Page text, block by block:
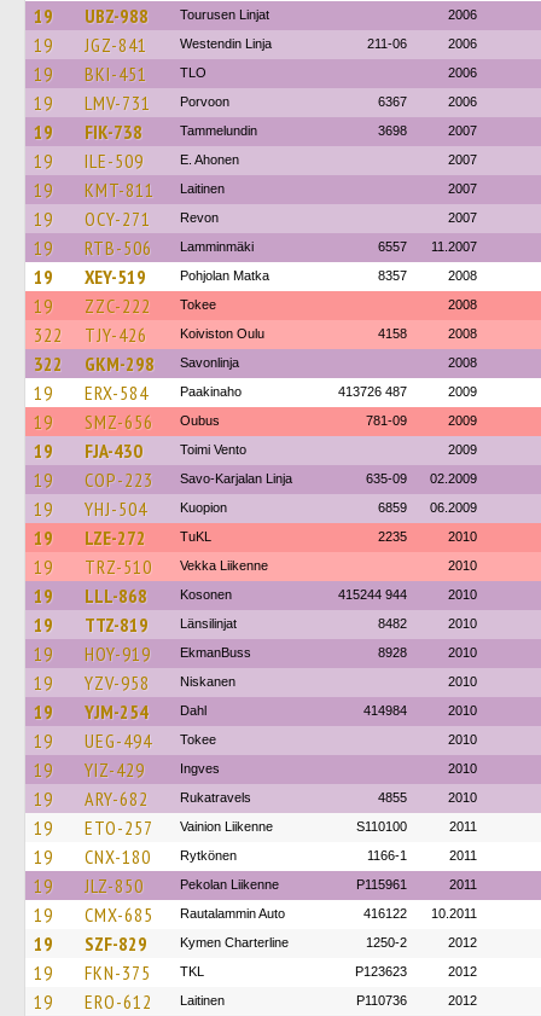
19 UBZ-988 Tourusen Linjat 2006
19 JGZ-841 Westendin Linja 211-06 2006
19 BKI-451 TLO 2006
19 LMV-731 Porvoon 6367 2006
19 FIK-738 Tammelundin 3698 2007
19 ILE-509 E. Ahonen 2007
19 KMT-811 Laitinen 2007
19 OCY-271 Revon 2007
19 RTB-506 Lamminmäki 6557 11.2007
19 XEY-519 Pohjolan Matka 8357 2008
19 ZZC-222 Tokee 2008
322 TJY-426 Koiviston Oulu 4158 2008
322 GKM-298 Savonlinja 2008
19 ERX-584 Paakinaho 413726 487 2009
19 SMZ-656 Oubus 781-09 2009
19 FJA-430 Toimi Vento 2009
19 COP-223 Savo-Karjalan Linja 635-09 02.2009
19 YHJ-504 Kuopion 6859 06.2009
19 LZE-272 TuKL 2235 2010
19 TRZ-510 Vekka Liikenne 2010
19 LLL-868 Kosonen 415244 944 2010
19 TTZ-819 Länsilinjat 8482 2010
19 HOY-919 EkmanBuss 8928 2010
19 YZV-958 Niskanen 2010
19 YJM-254 Dahl 414984 2010
19 UEG-494 Tokee 2010
19 YIZ-429 Ingves 2010
19 ARY-682 Rukatravels 4855 2010
19 ETO-257 Vainion Liikenne S110100 2011
19 CNX-180 Rytkönen 1166-1 2011
19 JLZ-850 Pekolan Liikenne P115961 2011
19 CMX-685 Rautalammin Auto 416122 10.2011
19 SZF-829 Kymen Charterline 1250-2 2012
19 FKN-375 TKL P123623 2012
19 ERO-612 Laitinen P110736 2012